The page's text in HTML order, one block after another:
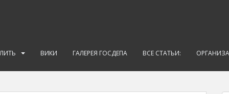
ВИКИ ГАЛЕРЕЯ ГОСДЕПА ВСЕ СТАТЬИ: